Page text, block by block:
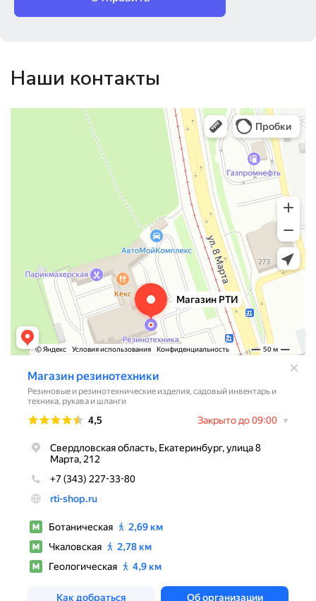
Наши контакты
Магазин резинотехники
Резиновые и резинотехнические изделия в Екатеринбурге
Садовый инвентарь и техника в Екатеринбурге